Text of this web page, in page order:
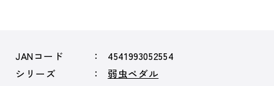
JANコード
4541993052554
シリーズ
弱虫ペダル